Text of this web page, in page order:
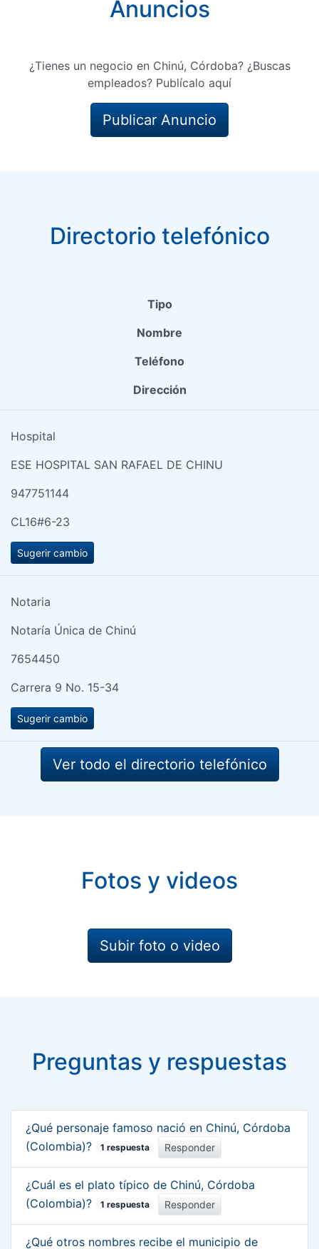
Anuncios
¿Tienes un negocio en Chinú, Córdoba? ¿Buscas
empleados? Publícalo aquí
Publicar Anuncio
Directorio telefónico
Tipo
Nombre
Teléfono
Dirección
Hospital
ESE HOSPITAL SAN RAFAEL DE CHINU
947751144
CL16#6-23
Sugerir cambio
Notaria
Notaría Única de Chinú
7654450
Carrera 9 No. 15-34
Sugerir cambio
Ver todo el directorio telefónico
Fotos y videos
Subir foto o video
Preguntas y respuestas
¿Qué personaje famoso nació en Chinú, Córdoba
(Colombia)?
1 respuesta Responder
¿Cuál es el plato típico de Chinú, Córdoba
(Colombia)?
1 respuesta Responder
¿Qué otros nombres recibe el municipio de